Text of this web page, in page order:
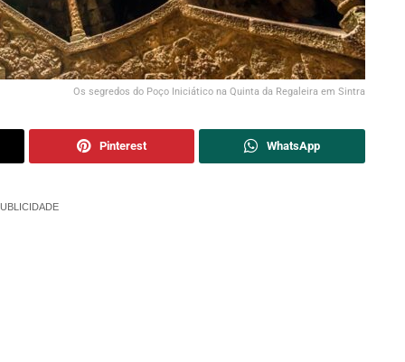
Os segredos do Poço Iniciático na Quinta da Regaleira em Sintra
Pinterest WhatsApp